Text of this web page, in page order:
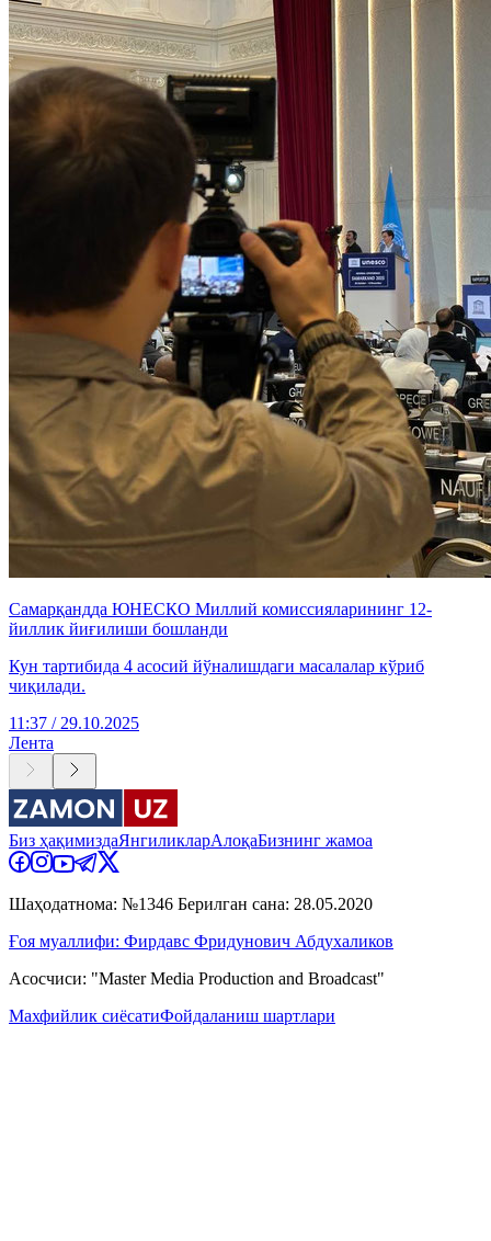
Самарқандда ЮНЕСКО Миллий комиссияларининг 12-
йиллик йиғилиши бошланди
Кун тартибида 4 асосий йўналишдаги масалалар кўриб
чиқилади.
11:37 / 29.10.2025
Лента
Биз ҳақимиздаЯнгиликларАлоқаБизнинг жамоа
Шаҳодатнома: №1346 Берилган сана: 28.05.2020
Ғоя муаллифи: Фирдавс Фридунович Абдухаликов
Асосчиси: "Master Media Production and Broadcast"
Махфийлик сиёсатиФойдаланиш шартлари